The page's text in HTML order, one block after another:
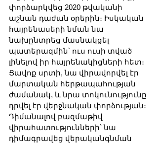
փորձարկվեց 2020 թվականի
աշնան դաժան օրերին։ Իսկական
հայրենասերի նման նա
նախընտրեց մասնակցել
պատերազմին՝ ուս ուսի տված
լինելով իր հայրենակիցների հետ։
Ցավոք սրտի, նա վիրավորվել էր
մարտական հերթապահության
ժամանակ, և նրա տոկունությունը
դրվել էր վերջնական փորձության։
Դիմանալով բազմաթիվ
վիրահատությունների՝ նա
դիմագրավեց վերականգնման